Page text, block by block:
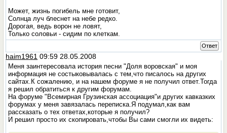
Может, жизнь погибель мне готовит,
Солнца луч блеснет на небе редко.
Дорогая, ведь ворон не ловят,
Только соловьи - сидим по клеткам.
Ответ
haim1961 09:59 28.05.2008
Меня заинтересовала история песни "Доля воровская" и моя
информация не состыковывалась с тем,что писалось на других
сайтах.К сожалению, и на нашем форуме я не получил ответ.Тогда
я решил обратиться к другим форумам.
На форуме "Всемирная Грузинская ассоциация"и других кавказких
форумах у меня завязалась переписка.Я подумал,как вам
рассказать о тех ответах,которые я получил?
И решил просто их скопировать,чтобы Вы сами смогли их видеть: